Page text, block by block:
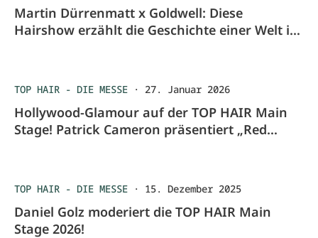
Martin Dürrenmatt x Goldwell: Diese
Hairshow erzählt die Geschichte einer Welt im
TOP HAIR - DIE MESSE · 27. Januar 2026
Hollywood-Glamour auf der TOP HAIR Main
Stage! Patrick Cameron präsentiert „Red
TOP HAIR - DIE MESSE · 15. Dezember 2025
Daniel Golz moderiert die TOP HAIR Main
Stage 2026!